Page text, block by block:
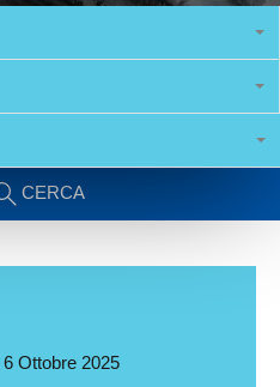
CERCA
6 Ottobre 2025